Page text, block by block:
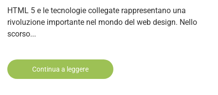
HTML 5 e le tecnologie collegate rappresentano una
rivoluzione importante nel mondo del web design. Nello
scorso...
Continua a leggere